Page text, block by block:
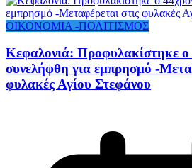
ΟΙΚΟΝΟΜΙΑ -ΠΟΛΙΤΙΣΜΟΣ
Κεφαλονιά: Προφυλακίστηκε ο
συνελήφθη για εμπρησμό -
φυλακές Αγίου Στεφάνου